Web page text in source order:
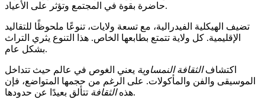
حاضرة بقوة في المجتمع وتؤثر على الأعياد.
تضيف الهيكلية الفيدرالية، مع تسعة ولايات، تنوعًا ملحوظًا للتقاليد
الإقليمية. كل ولاية تتمتع بطابعها الخاص. هذا التنوع يثري التراث
بشكل عام.
اكتشافالثقافة النمساوية يعني الغوص في عالم حيث تتداخل
الموسيقى والفن والمأكولات. على الرغم من حجمها المتواضع، فإن
هذهالثقافة تتألق بعيدًا عن حدودها.